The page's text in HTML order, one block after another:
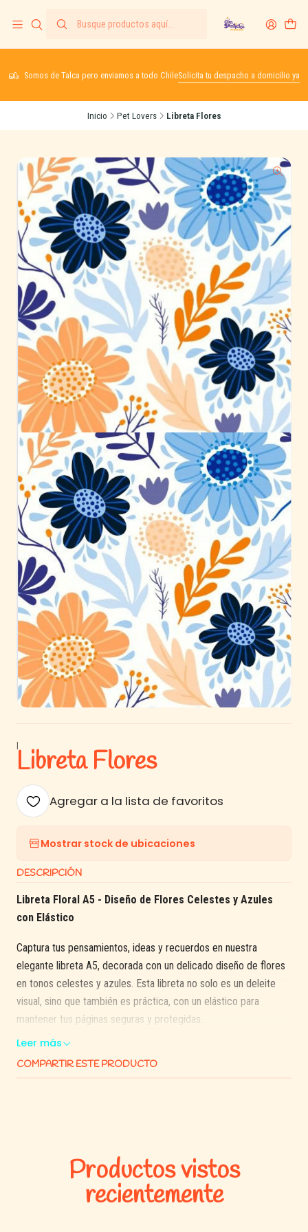
Somos de Talca pero enviamos a todo ChileSolicita tu despacho a domicilio ya
Inicio Pet Lovers Libreta Flores
|
Libreta Flores
Agregar a la lista de favoritos
Mostrar stock de ubicaciones
DESCRIPCIÓN
Libreta Floral A5 - Diseño de Flores Celestes y Azules
con Elástico
Captura tus pensamientos, ideas y recuerdos en nuestra
elegante libreta A5, decorada con un delicado diseño de flores
en tonos celestes y azules. Esta libreta no solo es un deleite
visual, sino que también es práctica, con un elástico para
mantener tus páginas seguras y protegidas.
Características especiales:
Funcionalidad:Equipada con un elástico que asegura que
la libreta permanezca cerrada y tus notas protegidas
cuando estás en movimiento.
Leer más
COMPARTIR ESTE PRODUCTO
Productos vistos
recientemente